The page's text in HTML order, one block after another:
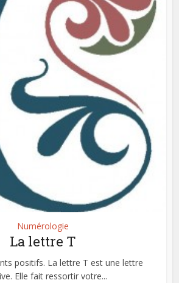
Numérologie
La lettre T
positifs. La lettre T est une lettre
Elle fait ressortir votre...